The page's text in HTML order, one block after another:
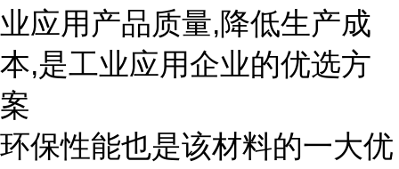
业应用产品质量,降低生产成
本,是工业应用企业的优选方
案
环保性能也是该材料的一大优